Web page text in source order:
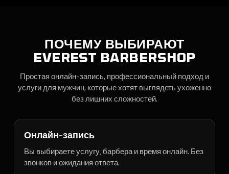
ПОЧЕМУ ВЫБИРАЮТ
EVEREST BARBERSHOP
Простая онлайн-запись, профессиональный подход и
услуги для мужчин, которые хотят выглядеть ухоженно
без лишних сложностей.
Онлайн-запись
Вы выбираете услугу, барбера и время онлайн. Без
звонков и ожидания ответа.